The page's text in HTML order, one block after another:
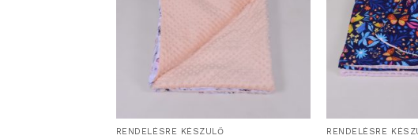
RENDELÉSRE KÉSZÜLŐ RENDELÉSRE